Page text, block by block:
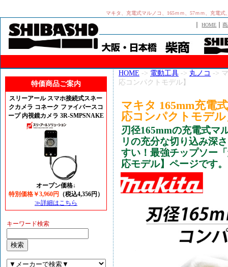
マキタ、充電式マルノコ、165ｍｍ、57ｍｍ、充電
｜HOME ｜
特価商品ご案内
スリーアール スマホ接続式スネー
クカメラ コネーク ファイバースコ
ープ 内視鏡カメラ 3R-SMPSNAKE
オープン価格↓
特別価格￥3,960円
（税込4,356円）
≫詳細はこちら
キーワード検索
HOME -> 電動工具 -> 丸ノコ ->
応コンパクトモデル】
マキタ 165mm充電
応コンパクトモデル
刃径165mmの充電式マ
リの充分な切り込み深
すい！最強チップソー
応モデル】ページです。